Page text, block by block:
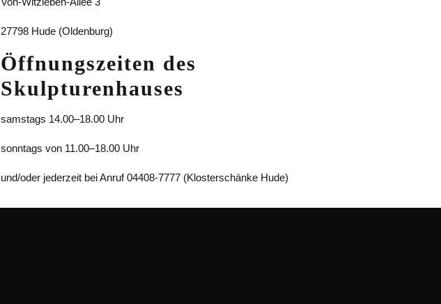
27798 Hude (Oldenburg)
Öffnungszeiten des
Skulpturenhauses
samstags 14.00–18.00 Uhr
sonntags von 11.00–18.00 Uhr
und/oder jederzeit bei Anruf 04408-7777 (Klosterschänke Hude)